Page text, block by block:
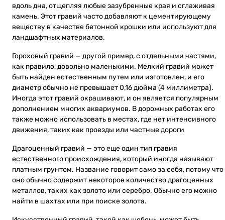
вдоль дна, отщепляя любые зазубренные края и сглаживая
камень. Этот гравий часто добавляют к цементирующему
веществу в качестве бетонной крошки или используют для
ландшафтных материалов.
Гороховый гравий — другой пример, с отдельными частями,
как правило, довольно маленькими. Мелкий гравий может
быть найден естественным путем или изготовлен, и его
диаметр обычно не превышает 0,16 дюйма (4 миллиметра).
Иногда этот гравий окрашивают, и он является популярным
дополнением многих аквариумов. В дорожных работах его
также можно использовать в местах, где нет интенсивного
движения, таких как проезды или частные дороги
Драгоценный гравий — это еще один тип гравия
естественного происхождения, который иногда называют
платным грунтом. Название говорит само за себя, потому что
оно обычно содержит некоторое количество драгоценных
металлов, таких как золото или серебро. Обычно его можно
найти в шахтах или при поиске золота.